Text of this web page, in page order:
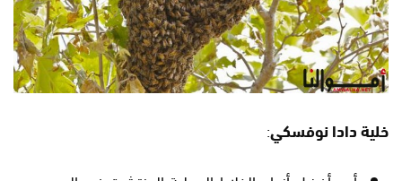
خلية دادا نوفسكي: